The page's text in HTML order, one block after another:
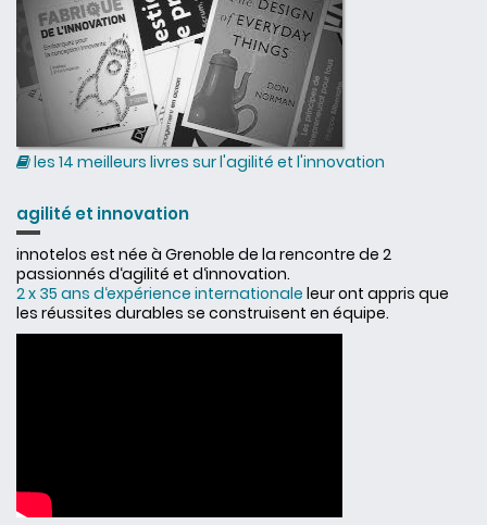
les 14 meilleurs livres sur l'agilité et l'innovation
agilité et innovation
innotelos est née à Grenoble de la rencontre de 2
passionnés d‘agilité et d‘innovation.
2 x 35 ans d‘expérience internationale leur ont appris que
les réussites durables se construisent en équipe.